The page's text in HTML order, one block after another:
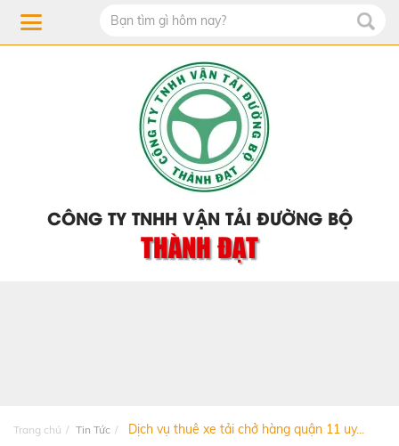
CÔNG TY TNHH VẬN TẢI ĐƯỜNG BỘ
THÀNH ĐẠT
Trang chủ Tin Tức Dịch vụ thuê xe tải chở hàng quận 11 uy...